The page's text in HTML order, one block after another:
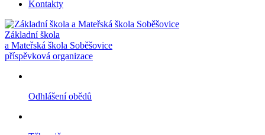
Kontakty
Základní škola
a Mateřská škola Soběšovice
příspěvková organizace
Odhlášení obědů